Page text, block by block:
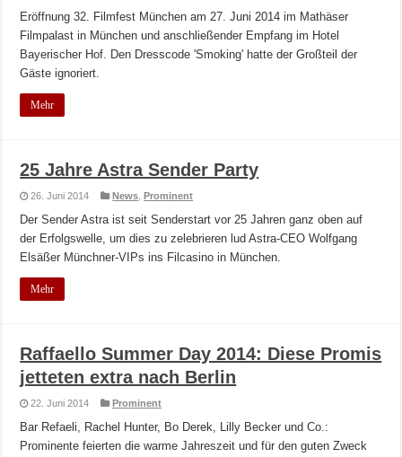
Eröffnung 32. Filmfest München am 27. Juni 2014 im Mathäser
Filmpalast in München und anschließender Empfang im Hotel
Bayerischer Hof. Den Dresscode 'Smoking' hatte der Großteil der
Gäste ignoriert.
Mehr
25 Jahre Astra Sender Party
26. Juni 2014 News ,Prominent
Der Sender Astra ist seit Senderstart vor 25 Jahren ganz oben auf
der Erfolgswelle, um dies zu zelebrieren lud Astra-CEO Wolfgang
Elsäßer Münchner-VIPs ins Filcasino in München.
Mehr
Raffaello Summer Day 2014: Diese Promis
jetteten extra nach Berlin
22. Juni 2014 Prominent
Bar Refaeli, Rachel Hunter, Bo Derek, Lilly Becker und Co.:
Prominente feierten die warme Jahreszeit und für den guten Zweck